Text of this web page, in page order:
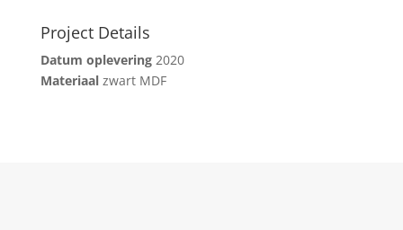
Project Details
Datum oplevering 2020
Materiaalzwart MDF